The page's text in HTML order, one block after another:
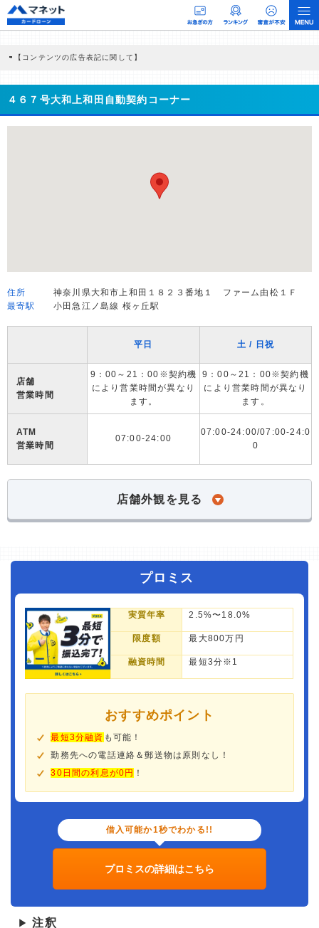
【コンテンツの広告表記に関して】
商品を根拠なくPRするものではなく、当編集部の調査／ユーザーへの口コミ収集な
どに基づき、公平性を担保した情報提供を行っています。
>提携企業一覧
４６７号大和上和田自動契約コーナー
住所
神奈川県大和市上和田１８２３番地１ ファーム由松１Ｆ
最寄駅
小田急江ノ島線 桜ヶ丘駅
平日 土 / 日祝
店舗
営業時間
9：00～21：00※契約機
により営業時間が異なり
ます。
9：00～21：00※契約機
により営業時間が異なり
ます。
ATM
営業時間
07:00-24:00
07:00-24:00/07:00-24:0
0
店舗外観を見る
プロミス
実質年率 2.5%〜18.0%
限度額 最大800万円
融資時間 最短3分※1
おすすめポイント
最短3分融資 も可能！
勤務先への電話連絡＆郵送物は原則なし！
30日間の利息が0円 ！
借入可能か1秒でわかる!!
プロミスの詳細はこちら
▶ 注釈